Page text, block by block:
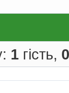
1 гість, 0